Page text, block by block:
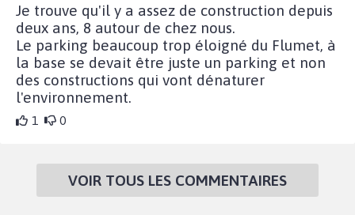
Je trouve qu'il y a assez de construction depuis
deux ans, 8 autour de chez nous.
Le parking beaucoup trop éloigné du Flumet, à
la base se devait être juste un parking et non
des constructions qui vont dénaturer
l'environnement.
1 0
VOIR TOUS LES COMMENTAIRES